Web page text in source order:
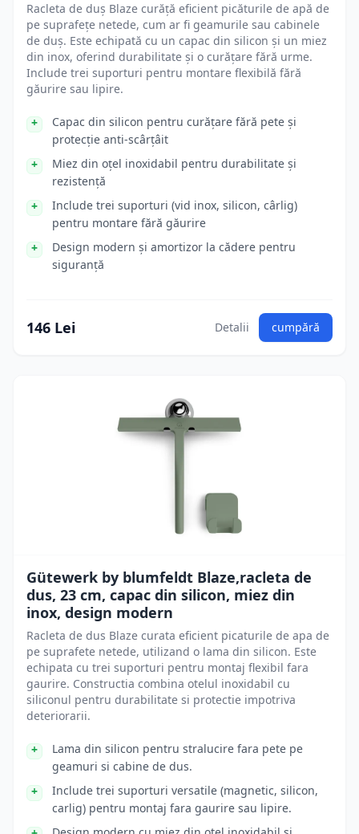
Racleta de duș Blaze curăță eficient picăturile de apă de
pe suprafețe netede, cum ar fi geamurile sau cabinele
de duș. Este echipată cu un capac din silicon și un miez
din inox, oferind durabilitate și o curățare fără urme.
Include trei suporturi pentru montare flexibilă fără
găurire sau lipire.
Capac din silicon pentru curățare fără pete și
protecție anti-scârțâit
Miez din oțel inoxidabil pentru durabilitate și
rezistență
Include trei suporturi (vid inox, silicon, cârlig)
pentru montare fără găurire
Design modern și amortizor la cădere pentru
siguranță
146 Lei Detalii cumpără
Gütewerk by blumfeldt Blaze,racleta de
dus, 23 cm, capac din silicon, miez din
inox, design modern
Racleta de dus Blaze curata eficient picaturile de apa de
pe suprafete netede, utilizand o lama din silicon. Este
echipata cu trei suporturi pentru montaj flexibil fara
gaurire. Constructia combina otelul inoxidabil cu
siliconul pentru durabilitate si protectie impotriva
deteriorarii.
Lama din silicon pentru stralucire fara pete pe
geamuri si cabine de dus.
Include trei suporturi versatile (magnetic, silicon,
carlig) pentru montaj fara gaurire sau lipire.